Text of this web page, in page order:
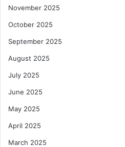
November 2025
October 2025
September 2025
August 2025
July 2025
June 2025
May 2025
April 2025
March 2025